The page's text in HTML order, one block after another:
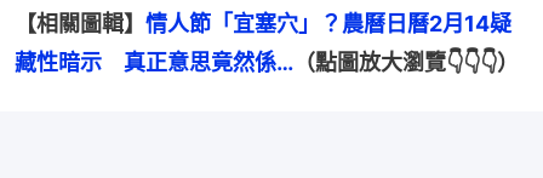
【相關圖輯】 情人節「宜塞穴」？農曆日曆2月14疑
藏性暗示　真正意思竟然係… （點圖放大瀏覽👇👇👇）